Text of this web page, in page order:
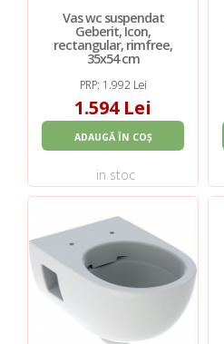
Vas wc suspendat
Geberit, Icon,
rectangular, rimfree,
35x54 cm
PRP: 1.992 Lei
1.594 Lei
ADAUGĂ ÎN COȘ
in stoc